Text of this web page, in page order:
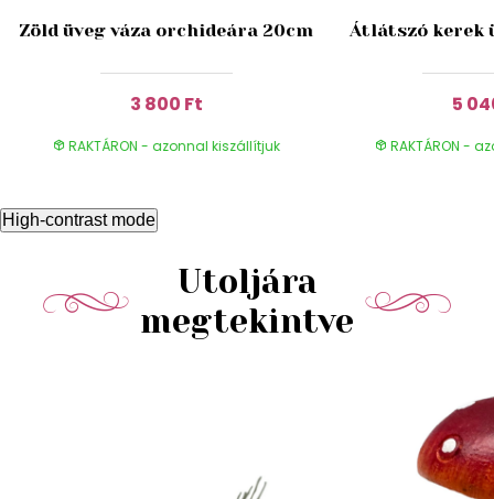
Zöld üveg váza orchideára 20cm
3 800 Ft
RAKTÁRON - azonnal kiszállítjuk
Átlátszó kerek
5
RAKTÁRON -
High-contrast mode
Utoljára
megtekintve